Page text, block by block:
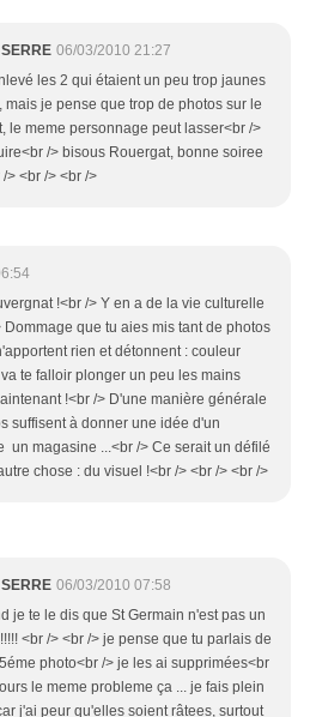
06/03/2010 21:27
les 2 qui étaient un peu trop jaunes
mais je pense que trop de photos sur le
le meme personnage peut lasser<br />
/> bisous Rouergat, bonne soiree
> <br /> <br />
!<br /> Y en a de la vie culturelle
Dommage que tu aies mis tant de photos
rien et détonnent : couleur
te falloir plonger un peu les mains
!<br /> D'une manière générale
suffisent à donner une idée d'un
un magasine ...<br /> Ce serait un défilé
chose : du visuel !<br /> <br /> <br />
06/03/2010 07:58
je te le dis que St Germain n'est pas un
<br /> <br /> je pense que tu parlais de
photo<br /> je les ai supprimées<br
le meme probleme ça ... je fais plein
j'ai peur qu'elles soient râtees, surtout